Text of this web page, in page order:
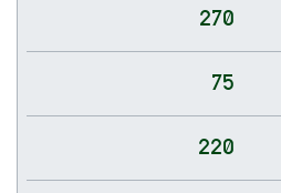
270
75
220